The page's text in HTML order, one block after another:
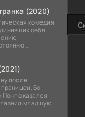
(2020)
комедия
себя
ситуации...
после
Бо
Понг оказался
младшую